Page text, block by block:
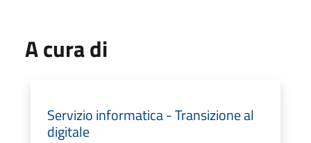
A cura di
Servizio informatica - Transizione al
digitale